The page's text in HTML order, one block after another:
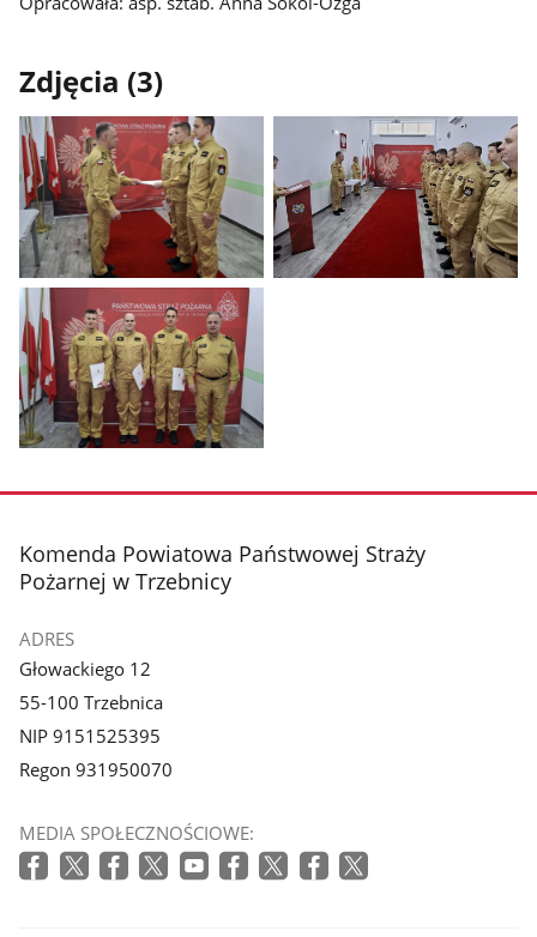
Zdjęcia (3)
Pokaż
zdjęcie
1
z
galerii.
zdjęcie
galerii.
stopka
Komenda Powiatowa Państwowej Straży
Pożarnej w Trzebnicy
ADRES
Głowackiego 12
55-100 Trzebnica
NIP 9151525395
Regon 931950070
MEDIA SPOŁECZNOŚCIOWE: